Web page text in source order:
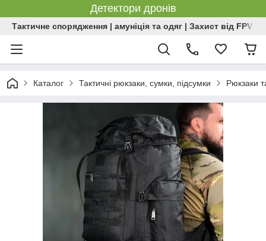
Детектори дронів
Тактичне спорядження | амуніція та одяг | Захист від FPV |
Каталог Тактичні рюкзаки, сумки, підсумки Рюкзаки